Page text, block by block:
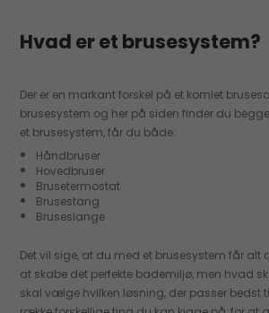
Hvad er et brusesystem?
Der er en markant forskel på et komlet
brusesystem og her på siden finder du
et brusesystem, får du både:
Håndbruser
Hovedbruser
Brusetermostat
Brusestang
Bruseslange
Det vil sige, at du med et brusesystem får alt
at skabe det perfekte bademiljø, men hvad
skal vælge hvilken løsning, der passer bedst